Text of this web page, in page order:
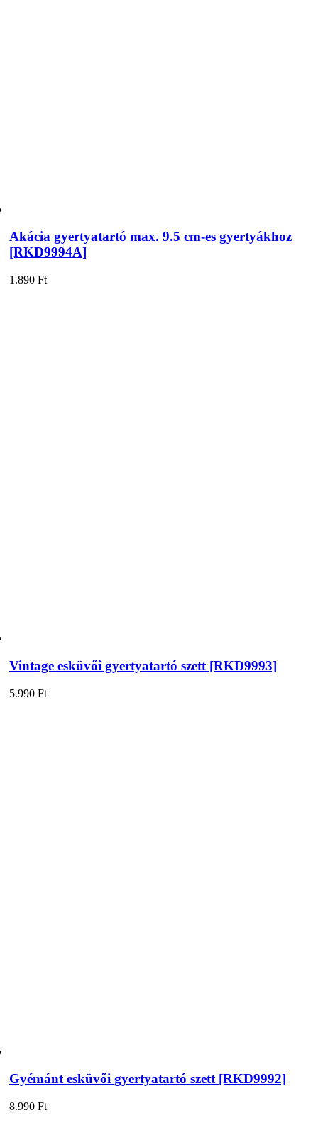
Akácia gyertyatartó max. 9.5 cm-es gyertyákhoz
[RKD9994A]
1.890 Ft
Vintage esküvői gyertyatartó szett [RKD9993]
5.990 Ft
Gyémánt esküvői gyertyatartó szett [RKD9992]
8.990 Ft